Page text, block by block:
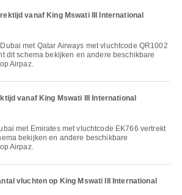
vanaf King Mswati III International
dit schema bekijken en andere beschikbare
Airpaz.
vanaf King Mswati III International
bekijken en andere beschikbare
Airpaz.
vluchten op King Mswati III International